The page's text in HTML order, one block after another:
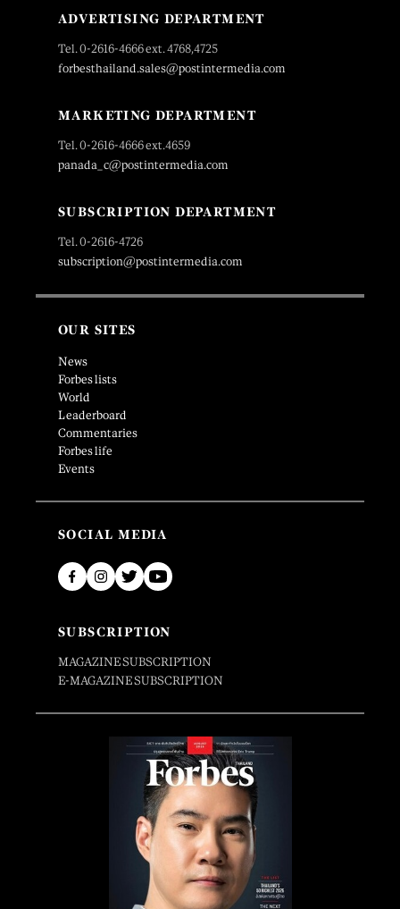
ADVERTISING DEPARTMENT
Tel. 0-2616-4666 ext. 4768,4725
forbesthailand.sales@postintermedia.com
MARKETING DEPARTMENT
Tel. 0-2616-4666 ext.4659
panada_c@postintermedia.com
SUBSCRIPTION DEPARTMENT
Tel. 0-2616-4726
subscription@postintermedia.com
OUR SITES
News
Forbes lists
World
Leaderboard
Commentaries
Forbes life
Events
SOCIAL MEDIA
SUBSCRIPTION
MAGAZINE SUBSCRIPTION
E-MAGAZINE SUBSCRIPTION